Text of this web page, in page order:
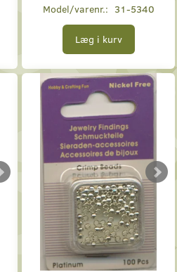
Model/varenr.: 31-5340
Læg i kurv